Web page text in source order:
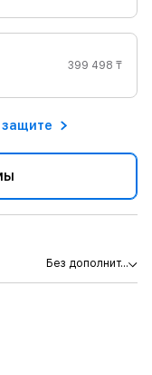
399 498 ₸
защите
Без дополнит...